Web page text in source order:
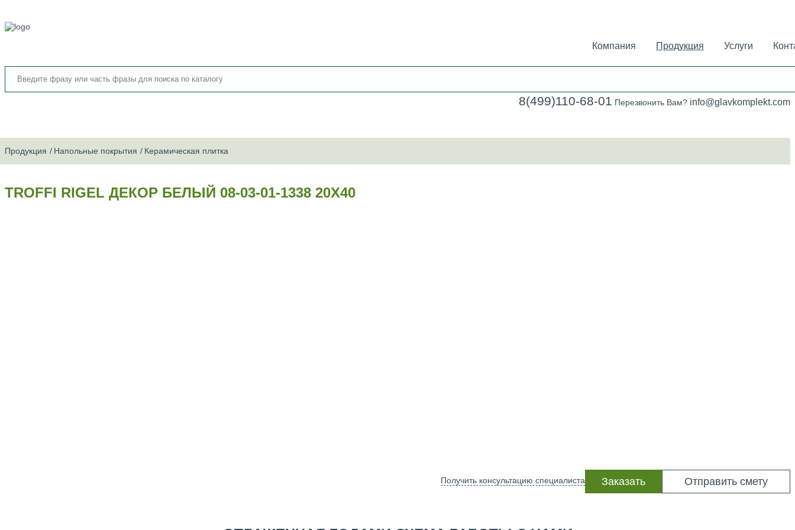
Компания Продукция Услуги
8(499)110-68-01 Перезвонить Вам? info@glavkomplekt.com
Продукция Напольные покрытия Керамическая плитка
TROFFI RIGEL ДЕКОР БЕЛЫЙ 08-03-01-1338 20Х40
Отправить смету
Заказать
Получить консультацию специалиста